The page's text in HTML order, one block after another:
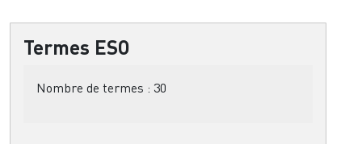
Termes ESO
Nombre de termes : 30